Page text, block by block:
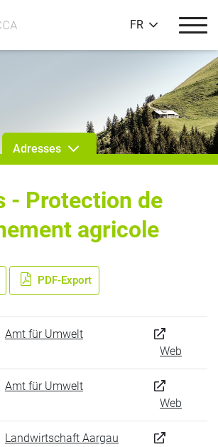
FR
Adresses
- Protection de
agricole
PDF-Export
Amt für Umwelt
Web
Amt für Umwelt
Web
Landwirtschaft Aargau